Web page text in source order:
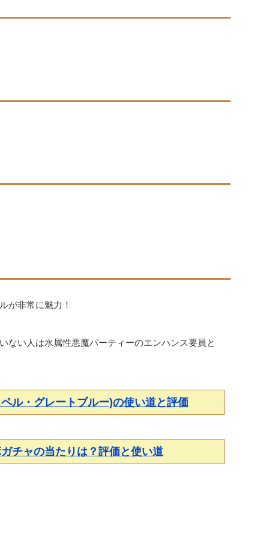
が非常に魅力！
ない人は水属性悪魔パーティーのエンハンス要員と
ル・グレートブルー)の使い道と評価
チャの当たりは？評価と使い道